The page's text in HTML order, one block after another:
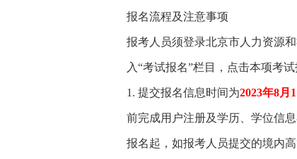
报名流程及注意事项
报考人员须登录北京市人力资源
入“考试报名”栏目，点击本项考
1. 提交报名信息时间为2023年8月
前完成用户注册及学历、学位信
报名起，如报考人员提交的境内